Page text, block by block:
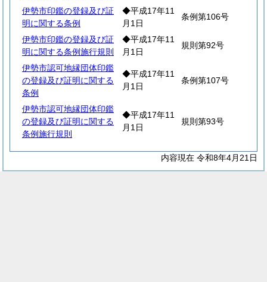
伊勢市印鑑の登録及び証
明に関する条例
◆平成17年11
月1日
条例第106号
伊勢市印鑑の登録及び証
明に関する条例施行規則
◆平成17年11
月1日
規則第92号
伊勢市認可地縁団体印鑑
の登録及び証明に関する
条例
◆平成17年11
月1日
条例第107号
伊勢市認可地縁団体印鑑
の登録及び証明に関する
条例施行規則
◆平成17年11
月1日
規則第93号
内容現在 令和8年4月21日